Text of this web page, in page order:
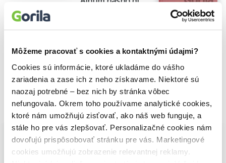
Môžeme pracovať s cookies a kontaktnými údajmi?
Cookies sú informácie, ktoré ukladáme do vášho
zariadenia a zase ich z neho získavame. Niektoré sú
naozaj potrebné – bez nich by stránka vôbec
nefungovala. Okrem toho používame analytické cookies,
ktoré nám umožňujú zisťovať, ako náš web funguje, a
stále ho pre vás zlepšovať. Personalizačné cookies nám
dovoľujú prispôsobovať stránku pre vás. Marketingové
cookies umožňujú zobrazenie relevantnej reklamy.
Nina Štajner
9,19€
Na sklade
Päťročný denník Tam & späť - Malý ružový
21,90€
Vybrané pre teba